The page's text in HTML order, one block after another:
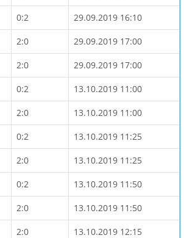
0:2 29.09.2019 16:10
2:0 29.09.2019 17:00
2:0 29.09.2019 17:00
0:2 13.10.2019 11:00
2:0 13.10.2019 11:00
0:2 13.10.2019 11:25
2:0 13.10.2019 11:25
0:2 13.10.2019 11:50
2:0 13.10.2019 11:50
2:0 13.10.2019 12:15